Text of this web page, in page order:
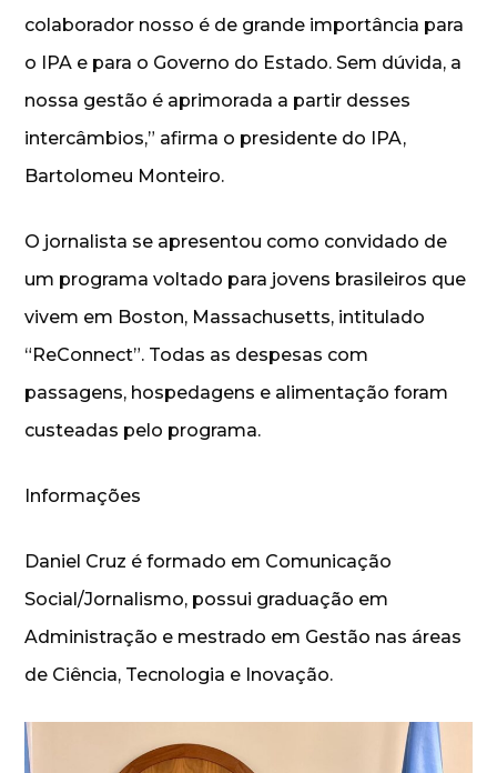
colaborador nosso é de grande importância para
o IPA e para o Governo do Estado. Sem dúvida, a
nossa gestão é aprimorada a partir desses
intercâmbios,” afirma o presidente do IPA,
Bartolomeu Monteiro.
O jornalista se apresentou como convidado de
um programa voltado para jovens brasileiros que
vivem em Boston, Massachusetts, intitulado
“ReConnect”. Todas as despesas com
passagens, hospedagens e alimentação foram
custeadas pelo programa.
Informações
Daniel Cruz é formado em Comunicação
Social/Jornalismo, possui graduação em
Administração e mestrado em Gestão nas áreas
de Ciência, Tecnologia e Inovação.